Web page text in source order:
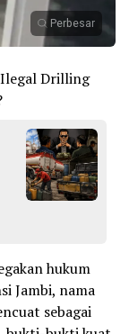
Perbesar
Ilegal Drilling
hukum
Jambi, nama
sebagai